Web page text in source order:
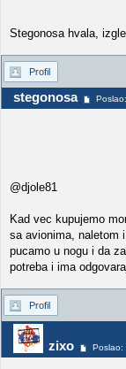
Stegonosa hvala,
Profil
stegonosa
@djole81
Kad vec kupujemo
sa avionima, naletom
pucamo u nogu i da
potreba i ima
Profil
zixo Poslao: